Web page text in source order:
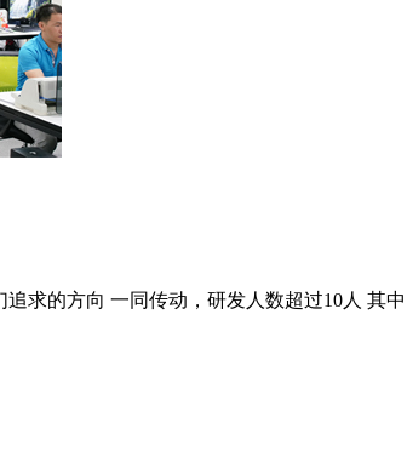
求的方向 一同传动，研发人数超过10人 其